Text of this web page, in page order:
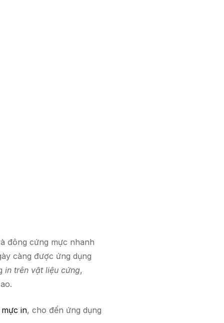
đông cứng mực nhanh
càng được ứng dụng
in trên vật liệu cứng,
in, cho đến ứng dụng